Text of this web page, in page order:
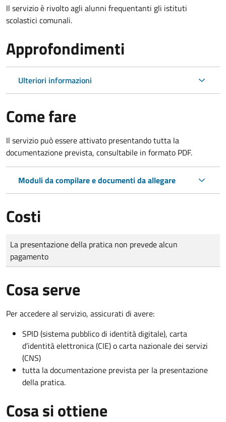
Il servizio è rivolto agli alunni frequentanti gli istituti
scolastici comunali.
Approfondimenti
Ulteriori informazioni
Come fare
Il servizio può essere attivato presentando tutta la
documentazione prevista, consultabile in formato PDF.
Moduli da compilare e documenti da allegare
Costi
Tipo di pagamento
Importo
La presentazione della pratica non prevede alcun
pagamento
Cosa serve
Per accedere al servizio, assicurati di avere:
SPID (sistema pubblico di identità digitale), carta
d’identità elettronica (CIE) o carta nazionale dei servizi
(CNS)
tutta la documentazione prevista per la presentazione
della pratica.
Cosa si ottiene